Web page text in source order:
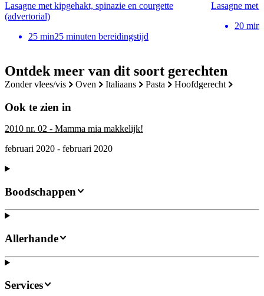
Ontdek meer van dit soort gerechten
zonder vlees/vis oven italiaans pasta hoofdgerecht
Ook te zien in
2010 nr. 02 - Mamma mia makkelijk!
februari 2020 - februari 2020
Lasagne met kipgehakt, spinazie en courgette
(advertorial)
25 min25 minuten bereidingstijd
Lasagne met
20 min
Boodschappen
Allerhande
Services